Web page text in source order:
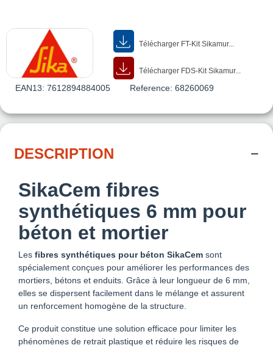
Télécharger FT-Kit Sikamur...
Télécharger FDS-Kit Sikamur...
EAN13: 7612894884005 Reference: 68260069
DESCRIPTION
SikaCem fibres
synthétiques 6 mm pour
béton et mortier
Les fibres synthétiques pour béton SikaCem sont
spécialement conçues pour améliorer les performances des
mortiers, bétons et enduits. Grâce à leur longueur de 6 mm,
elles se dispersent facilement dans le mélange et assurent
un renforcement homogène de la structure.
Ce produit constitue une solution efficace pour limiter les
phénomènes de retrait plastique et réduire les risques de